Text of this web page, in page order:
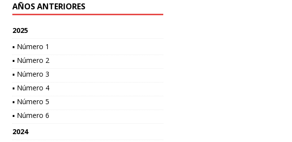
AÑOS ANTERIORES
2025
▪ Número 1
▪ Número 2
▪ Número 3
▪ Número 4
▪ Número 5
▪ Número 6
2024